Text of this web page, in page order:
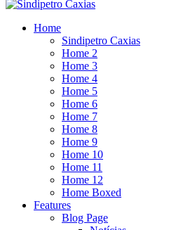
Home
Sindipetro Caxias
Home 2
Home 3
Home 4
Home 5
Home 6
Home 7
Home 8
Home 9
Home 10
Home 11
Home 12
Home Boxed
Features
Blog Page